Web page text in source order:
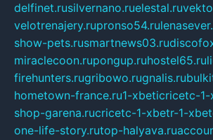
delfinet.rusilvernano.ruelestal.ru
velotrenajery.rupronso54.ru
show-pets.rusmartnews03.ru
miraclecoon.rupongup.ruhostel65.ru
firehunters.rugribowo.rugnalis.ru
hometown-france.ru1-xbeticricetc-
shop-garena.rucricetc-1-xbetr-1-
one-life-story.rutop-halyava.ru